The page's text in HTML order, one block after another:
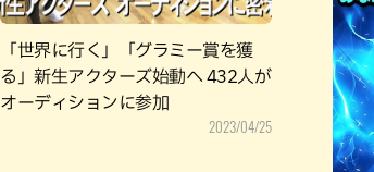
「世界に行く」「グラミー賞を獲
る」新生アクターズ始動へ 432人が
オーディションに参加
2023/04/25